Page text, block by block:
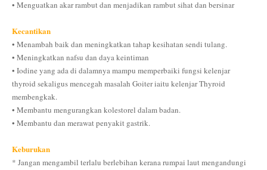
• Menguatkan akar rambut dan menjadikan rambut sihat dan bersinar
Kecantikan
• Menambah baik dan meningkatkan tahap kesihatan sendi tulang.
• Meningkatkan nafsu dan daya keintiman
• Iodine yang ada di dalamnya mampu memperbaiki fungsi kelenjar
thyroid sekaligus mencegah masalah Goiter iaitu kelenjar Thyroid
membengkak.
• Membantu mengurangkan kolestorel dalam badan.
• Membantu dan merawat penyakit gastrik.
Keburukan
* Jangan mengambil terlalu berlebihan kerana rumpai laut mengandungi